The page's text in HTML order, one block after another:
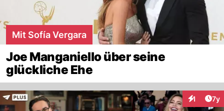
Mit Sofía Vergara
Joe Manganiello über seine
glückliche Ehe
1 7y